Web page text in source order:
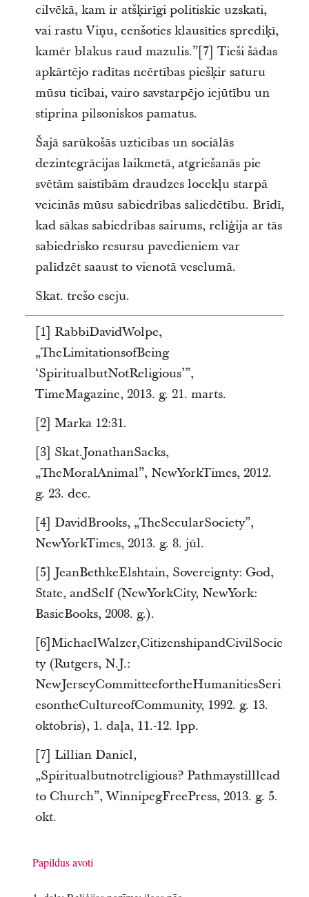
cilvēkā, kam ir atšķirīgi politiskie uzskati,
vai rastu Viņu, cenšoties klausīties sprediķī,
kamēr blakus raud mazulis.”[7] Tieši šādas
apkārtējo radītas neērtības piešķir saturu
mūsu ticībai, vairo savstarpējo iejūtību un
stiprina pilsoniskos pamatus.
Šajā sarūkošās uzticības un sociālās
dezintegrācijas laikmetā, atgriešanās pie
svētām saistībām draudzes locekļu starpā
veicinās mūsu sabiedrības saliedētību. Brīdī,
kad sākas sabiedrības sairums, reliģija ar tās
sabiedrisko resursu pavedieniem var
palīdzēt saaust to vienotā veselumā.
Skat. trešo eseju.
[1] RabbiDavidWolpe,
„TheLimitationsofBeing
‘SpiritualbutNotReligious’”,
TimeMagazine, 2013. g. 21. marts.
[2] Marka 12:31.
[3] Skat.JonathanSacks,
„TheMoralAnimal”, NewYorkTimes, 2012.
g. 23. dec.
[4] DavidBrooks, „TheSecularSociety”,
NewYorkTimes, 2013. g. 8. jūl.
[5] JeanBethkeElshtain, Sovereignty: God,
State, andSelf (NewYorkCity, NewYork:
BasicBooks, 2008. g.).
[6]MichaelWalzer,CitizenshipandCivilSocie
ty (Rutgers, N.J.:
NewJerseyCommitteefortheHumanitiesSeri
esontheCultureofCommunity, 1992. g. 13.
oktobris), 1. daļa, 11.-12. lpp.
[7] Lillian Daniel,
„Spiritualbutnotreligious? Pathmaystilllead
to Church”, WinnipegFreePress, 2013. g. 5.
okt.
Papildus avoti